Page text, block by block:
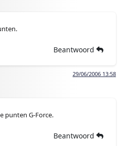
Beantwoord
29/06/2006 13:58
punten G-Force.
Beantwoord